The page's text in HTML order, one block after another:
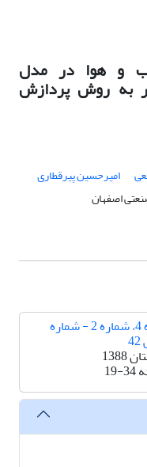
و هوا در مدل
به روش پردازش
امیرحسین پیرقطاری
اصفهان
دوره 4، شماره 2 - شماره
19-34